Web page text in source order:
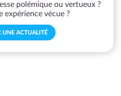
polémique ou vertueux ?
expérience vécue ?
UNE ACTUALITÉ